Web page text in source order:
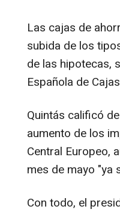
Las cajas de
subida de los
de las hipotecas,
Española de
Quintás calificó
aumento de los
Central Europeo,
mes de mayo "ya
Con todo, el